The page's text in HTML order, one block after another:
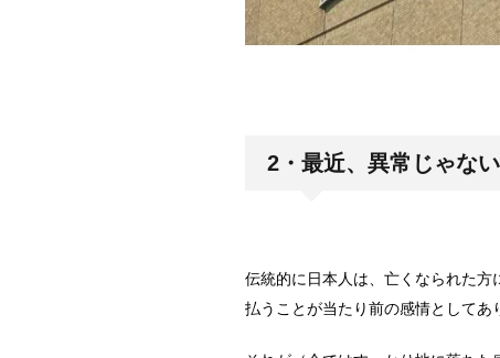
2・最近、異常じゃな
伝統的に日本人は、亡くなられた
払うことが当たり前の感情としてあ